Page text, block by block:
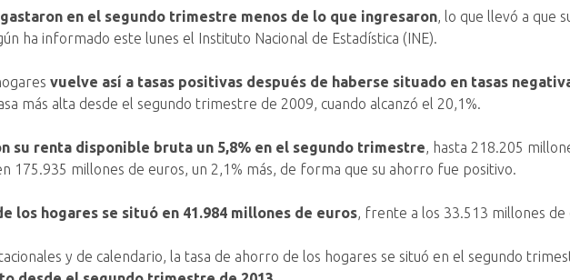
en el segundo trimestre menos de lo que ingresaron, lo que llevó a que
ha informado este lunes el Instituto Nacional de Estadística (INE).
vuelve así a tasas positivas después de haberse situado en tasas
más alta desde el segundo trimestre de 2009, cuando alcanzó el 20,1%.
su renta disponible bruta un 5,8% en el segundo trimestre, hasta 218.205
175.935 millones de euros, un 2,1% más, de forma que su ahorro fue positivo.
los hogares se situó en 41.984 millones de euros, frente a los 33.513 millones
y de calendario, la tasa de ahorro de los hogares se situó en el segundo